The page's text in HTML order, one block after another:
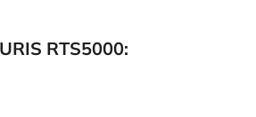
RTS5000: